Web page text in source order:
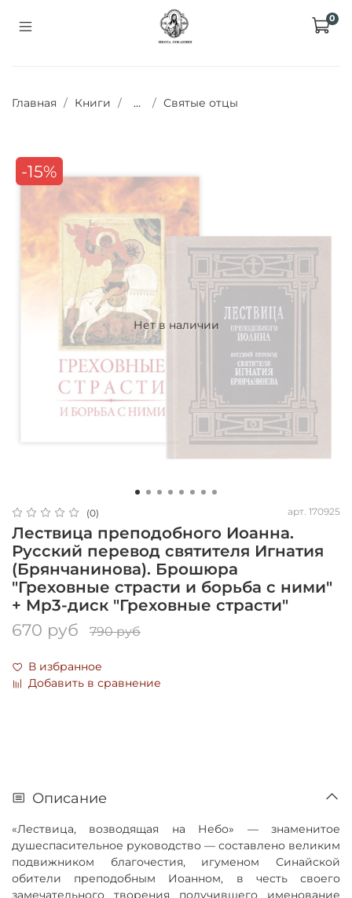
0
Главная Книги ... Святые отцы
Нет в наличии
-15%
(0) арт. 170925
Лествица преподобного Иоанна.
Русский перевод святителя Игнатия
(Брянчанинова). Брошюра
"Греховные страсти и борьба с ними"
+ Mp3-диск "Греховные страсти"
670 руб 790 руб
В избранное
Добавить в сравнение
Описание
«Лествица, возводящая на Небо» — знаменитое
душеспасительное руководство — составлено великим
подвижником благочестия, игуменом Синайской
обители преподобным Иоанном, в честь своего
замечательного творения получившего именование